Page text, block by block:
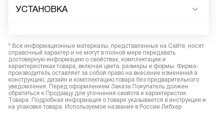
УСТАНОВКА
* Все информационные материалы, представленные на Сайте, носят
справочный характер и не могут в полной мере передавать
достоверную информацию о свойствах, комплектации и
характеристиках товара, включая цвета, размеры и формы. Фирма-
производитель оставляет за собой право на внесение изменений в
конструкцию, дизайн и комплектацию товара без предварительного
уведомления. Перед оформлением Заказа Покупатель должен
обратиться к Продавцу для уточнения свойств и характеристик
Товара. Подробная информация о товаре указывается в инструкции и
на упаковке товара. Используемое название в России Либхер